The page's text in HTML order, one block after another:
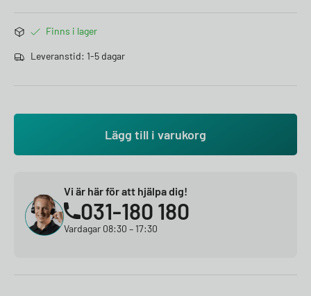
Finns i lager
Leveranstid: 1-5 dagar
Lägg till i varukorg
Vi är här för att hjälpa dig!
031-180 180
Vardagar 08:30 – 17:30